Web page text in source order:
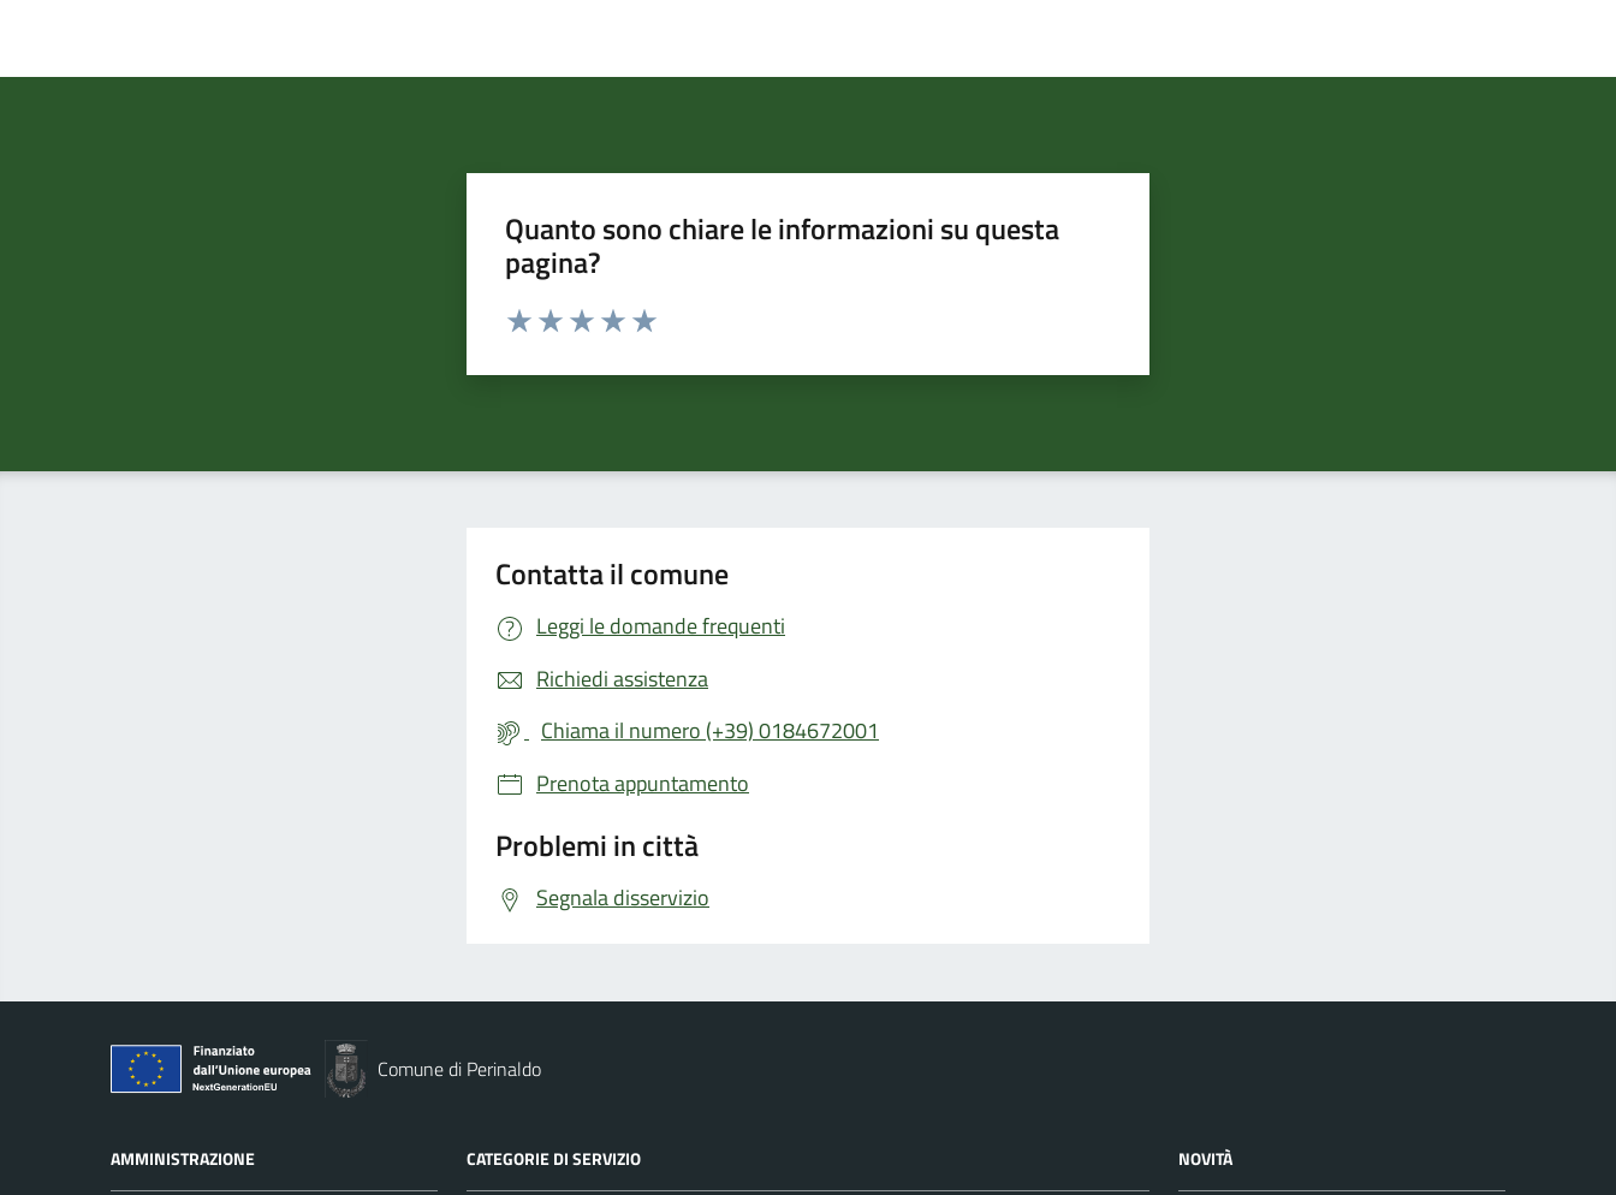
Quanto sono chiare le informazioni su questa
pagina?
Valuta da 1 a 5 stelle la pagina
Contatta il comune
Leggi le domande frequenti
Richiedi assistenza
Chiama il numero (+39) 0184672001
Prenota appuntamento
Problemi in città
Segnala disservizio
Comune di Perinaldo
AMMINISTRAZIONE CATEGORIE DI SERVIZIO NOVITÀ